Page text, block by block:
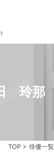
TOP> 俳優一覧
玲那